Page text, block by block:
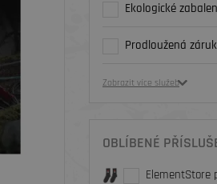
Ekologické
Prodloužená
Zobrazit více služeb
OBLÍBENÉ
ElementStore